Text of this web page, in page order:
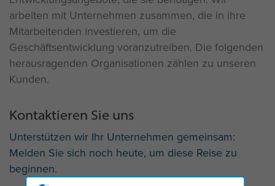
arbeiten mit Unternehmen zusammen, die in ihre
Mitarbeitenden investieren, um die
Geschäftsentwicklung voranzutreiben. Die folgenden
herausragenden Organisationen zählen zu unseren
Kunden.
Kontaktieren Sie uns
Unterstützen wir Ihr Unternehmen gemeinsam:
Melden Sie sich noch heute, um diese Reise zu
beginnen.